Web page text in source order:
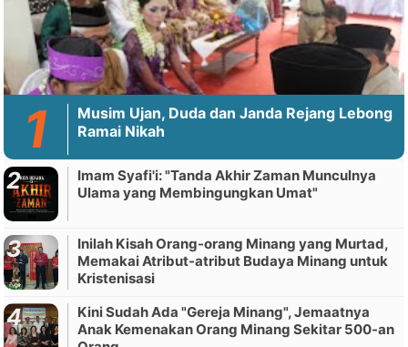
Musim Ujan, Duda dan Janda Rejang Lebong
Ramai Nikah
Imam Syafi'i: "Tanda Akhir Zaman Munculnya
Ulama yang Membingungkan Umat"
Inilah Kisah Orang-orang Minang yang Murtad,
Memakai Atribut-atribut Budaya Minang untuk
Kristenisasi
Kini Sudah Ada "Gereja Minang", Jemaatnya
Anak Kemenakan Orang Minang Sekitar 500-an